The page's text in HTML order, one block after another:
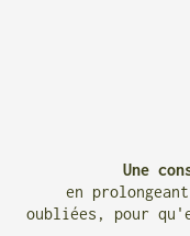
Une
en
oubliées, pour